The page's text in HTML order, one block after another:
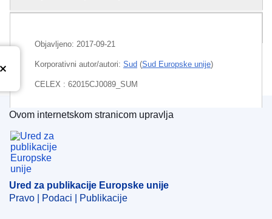
Objavljeno: 2017-09-21
Korporativni autor/autori: Sud (Sud Europske unije)
CELEX : 62015CJ0089_SUM
Released on EU publications website:
Ured za publikacije Europske unije
Ovom internetskom stranicom upravlja
Ured za publikacije Europske unije
Pravo | Podaci | Publikacije